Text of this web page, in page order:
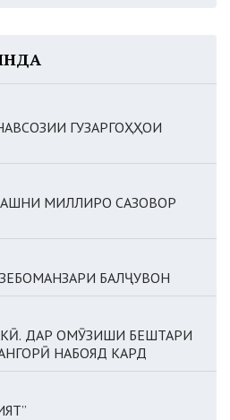
ГУЗАРГОҲҲОИ
МИЛЛИРО САЗОВОР
БАЛҶУВОН
ДАР ОМӮЗИШИ БЕШТАРИ
НАБОЯД КАРД